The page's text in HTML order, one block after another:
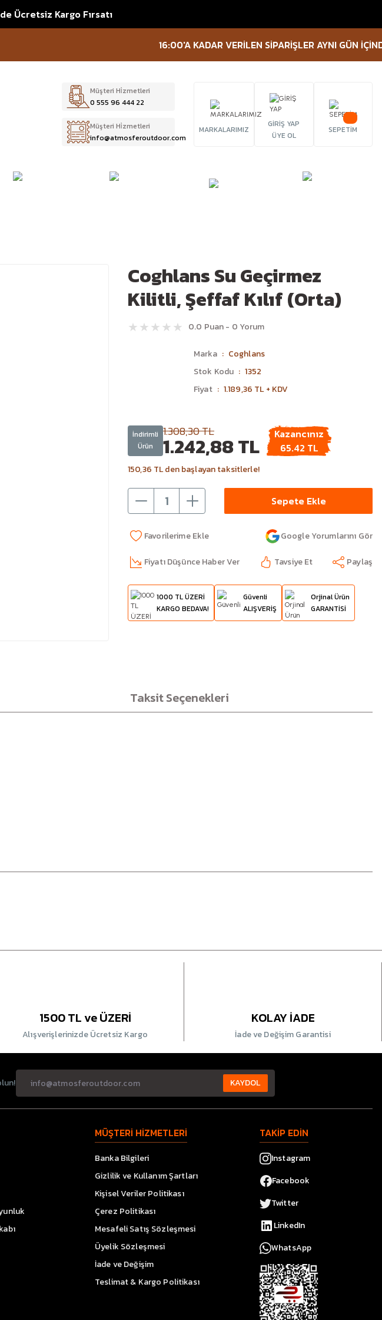
Ücretsiz Kargo Fırsatı
16:00'A KADAR VERİLEN SİPARİŞLER AYNI GÜN İÇİNDE
Müşteri Hi̇zmetleri
0 555 96 444 22
Müşteri Hi̇zmetleri
info@atmosferoutdoor.com
MARKALARIMIZ
GİRİŞ YAP
ÜYE OL
SEPETİM
Coghlans Su Geçirmez
Kilitli, Şeffaf Kılıf (Orta)
0.0 Puan - 0 Yorum
Marka
Coghlans
Stok Kodu
1352
Fiyat
1.189,36 TL + KDV
İndirimli
Ürün
1.308,30 TL
1.242,88 TL
Kazancınız
65.42 TL
150,36 TL den başlayan taksitlerle!
Sepete Ekle
Google Yorumlarını Gör
Fiyatı Düşünce Haber Ver Tavsiye Et Paylaş
1000 TL ÜZERİ
KARGO BEDAVA!
Güvenli
ALIŞVERİŞ
Orjinal Ürün
GARANTİSİ
Taksit Seçenekleri
1500 TL ve ÜZERİ
Alışverişlerinizde Ücretsiz Kargo
KOLAY İADE
İade ve Değişim Garantisi
KAYDOL
MÜŞTERİ HİZMETLERİ
Banka Bilgileri
Gizlilik ve Kullanım Şartları
Kişisel Veriler Politikası
Çerez Politikası
Mesafeli Satış Sözleşmesi
Üyelik Sözleşmesi
İade ve Değişim
Teslimat & Kargo Politikası
TAKİP EDİN
Instagram
Facebook
Twitter
LinkedIn
WhatsApp